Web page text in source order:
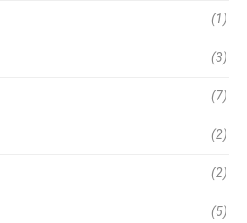
(1)
(3)
(7)
(2)
(2)
(5)